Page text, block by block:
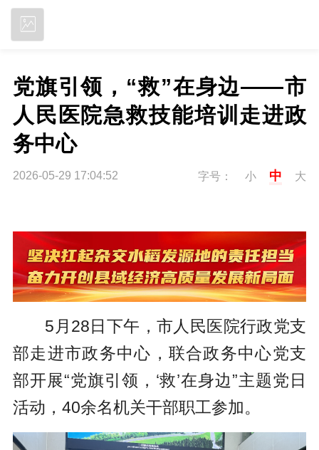
党旗引领，“救”在身边——市
人民医院急救技能培训走进政
务中心
2026-05-29 17:04:52 字号： 小 中 大
5月28日下午，市人民医院行政党支
部走进市政务中心，联合政务中心党支
部开展“党旗引领，‘救’在身边”主题党日
活动，40余名机关干部职工参加。